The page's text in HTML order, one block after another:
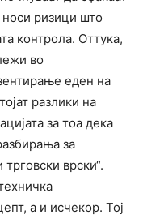
ризици што
контрола. Оттука,
во
еден на
разлики на
за тоа дека
за
врски“.
а и исчекор. Тој